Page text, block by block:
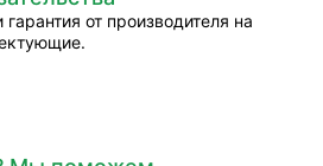
от производителя на